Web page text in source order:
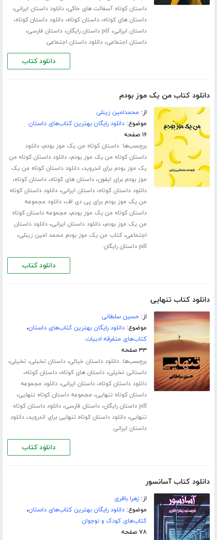
داستان کوتاه آسفالت های خاکی،دانلود داستان ایرانی،
داستان های کوتاه،داستان کوتاه،دانلود داستان کوتاه،
داستان ایرانی،pdf داستان رایگان ،داستان فارسی،
داستان اجتماعی،دانلود داستان اجتماعی
دانلود کتاب
دانلود کتاب من یک موز بودم
از: محمدامین زینلی
موضوع:دانلود رایگان بهترین کتاب‌های داستان
۱۶ صفحه
برچسب‌ها:داستان کوتاه من یک موز بودم،دانلود
داستان کوتاه من یک موز بودم،دانلود داستان کوتاه من
یک موز بودم برای اندروید،دانلود داستان کوتاه من یک
موز بودم برای ایفون،داستان های کوتاه،داستان کوتاه،
دانلود داستان کوتاه،داستان ایرانی،دانلود داستان کوتاه
من یک موز بودم برای پی دی اف،دانلود مجموعه
داستان کوتاه من یک موز بودم، مجموعه داستان کوتاه
من یک موز بودم،دانلود داستان ایرانی،دانلود داستان
اجتماعی،کتاب من یک موز بودم محمد امین زینلی،
pdf داستان رایگان
دانلود کتاب
دانلود کتاب تنهایی
از:حسین سلطانی
موضوع:دانلود رایگان بهترین کتاب‌های داستان،
کتاب‌های متفرقه ادبیات
۳۳ صفحه
برچسب‌ها:دانلود داستان خیالی،داستان تخیلی، تخیلی،
داستانی تخیلی،داستان های کوتاه،داستان کوتاه،
دانلود داستان کوتاه،داستان ایرانی،دانلود مجموعه
داستان کوتاه تنهایی، مجموعه داستان کوتاه تنهایی،
pdf داستان رایگان ،داستان فارسی،دانلود داستان کوتاه
تنهایی،دانلود داستان کوتاه تنهایی برای اندروید،دانلود
داستان ایرانی
دانلود کتاب
دانلود کتاب آسانسور
از:زهرا باقری
موضوع:دانلود رایگان بهترین کتاب‌های داستان،
کتاب‌های کودک و نوجوان
۷۸ صفحه